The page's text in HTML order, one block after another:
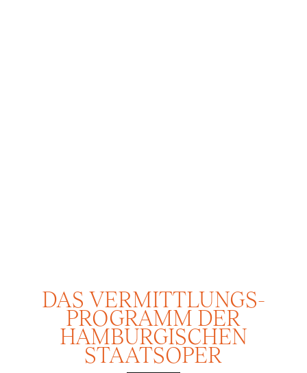
DAS VERMITTLUNGS­
PROGRAMM DER
HAMBURGISCHEN
STAATSOPER